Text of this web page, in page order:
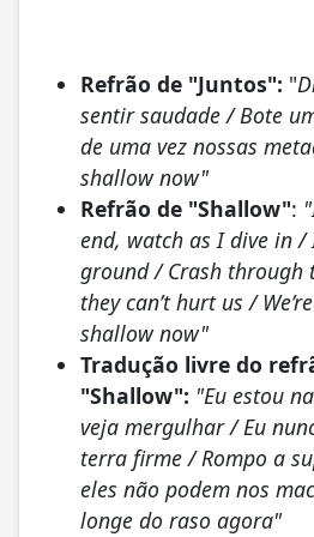
Refrão de "Juntos": "
sentir saudade / Bote
de uma vez nossas
shallow now"
Refrão de "Shallow":
end, watch as I dive in /
ground / Crash through
they can’t hurt us /
shallow now"
Tradução livre do
"Shallow": "Eu estou
veja mergulhar / Eu
terra firme / Rompo a
eles não podem nos
longe do raso agora"